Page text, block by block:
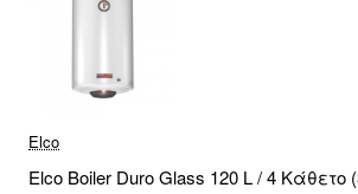
Elco
Elco Boiler Duro Glass 120 L / 4 Κάθετο